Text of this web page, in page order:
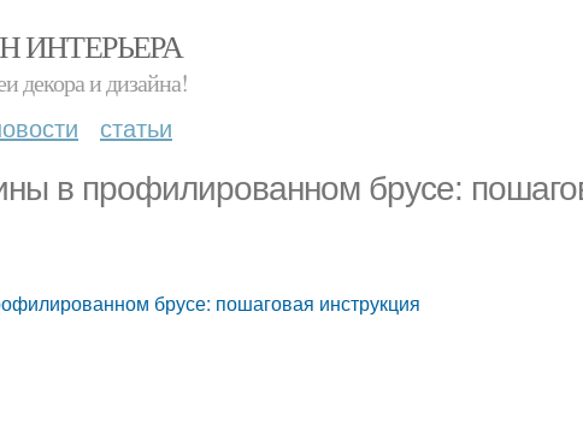
ИНТЕРЬЕРА
декора и дизайна!
статьи
в профилированном брусе:
брусе: пошаговая инструкция